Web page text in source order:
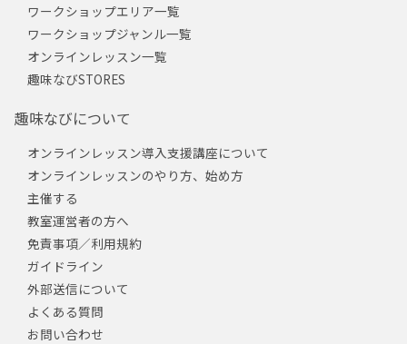
ワークショップエリア一覧
ワークショップジャンル一覧
オンラインレッスン一覧
趣味なびSTORES
趣味なびについて
オンラインレッスン導入支援講座について
オンラインレッスンのやり方、始め方
主催する
教室運営者の方へ
免責事項／利用規約
ガイドライン
外部送信について
よくある質問
お問い合わせ